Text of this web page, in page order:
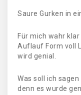
Saure Gurken in
Für mich wahr
Auflauf Form voll
wird genial.
Was soll ich
denn es wurde